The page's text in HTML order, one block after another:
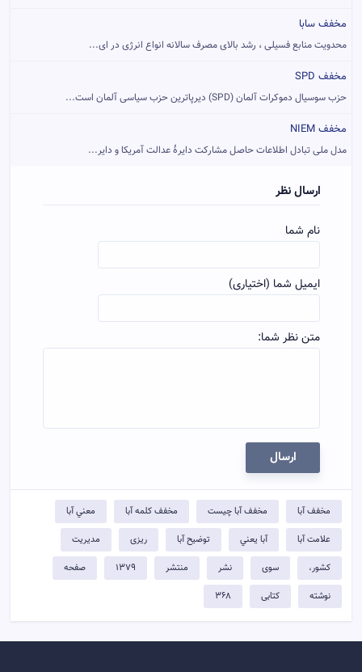
مخفف سابا
محدویت منابع فسیلی ، رشد بالای مصرف سالانه انواع انرژی در ای...
مخفف SPD
حزب سوسیال دموکرات آلمان (SPD) دیرپاترین حزب سیاسی آلمان است...
مخفف NIEM
مدل ملی تبادل اطلاعات حاصل مشارکت دایرهٔ عدالت آمریکا و دایر...
ارسال نظر
نام شما
ایمیل شما (اختیاری)
متن نظر شما:
ارسال
مخفف آبا مخفف آبا چيست مخفف کلمه آبا معني آبا
علامت آبا آبا يعني توضيح آبا ریزی مدیریت
کشور، سوی نشر منتشر ۱۳۷۹ صفحه
نوشته کتابی ۳۶۸